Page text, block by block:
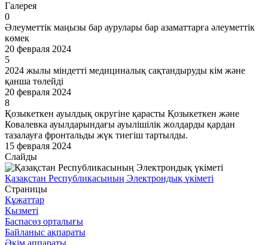
Галерея
0
Әлеуметтік маңызы бар аурулары бар азаматтарға әлеуметтік
көмек
20 февраля 2024
5
2024 жылы міндетті медициналық сақтандыруды кім және
қанша төлейді
20 февраля 2024
8
Қозыкеткен ауылдық округіне қарасты Қозыкеткен және
Ковалевка ауылдарындағы ауылішілік жолдарды қардан
тазалауға фронтальды жүк тиегіш тартылды.
15 февраля 2024
Слайды
Қазақстан Республикасының Электрондық үкіметі
Страницы
Құжаттар
Қызметі
Баспасөз орталығы
Байланыс ақпараты